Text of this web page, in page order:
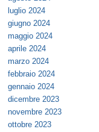
luglio 2024
giugno 2024
maggio 2024
aprile 2024
marzo 2024
febbraio 2024
gennaio 2024
dicembre 2023
novembre 2023
ottobre 2023